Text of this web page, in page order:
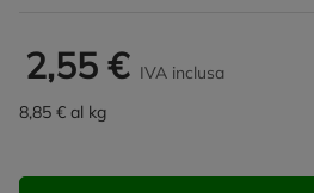
2,55 € IVA inclusa
8,85 € al kg